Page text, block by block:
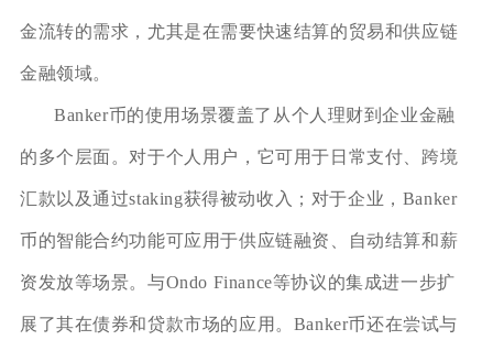
金流转的需求，尤其是在需要快速结算的贸易和供应链
金融领域。
Banker币的使用场景覆盖了从个人理财到企业金融
的多个层面。对于个人用户，它可用于日常支付、跨境
汇款以及通过staking获得被动收入；对于企业，Banker
币的智能合约功能可应用于供应链融资、自动结算和薪
资发放等场景。与Ondo Finance等协议的集成进一步扩
展了其在债券和贷款市场的应用。Banker币还在尝试与